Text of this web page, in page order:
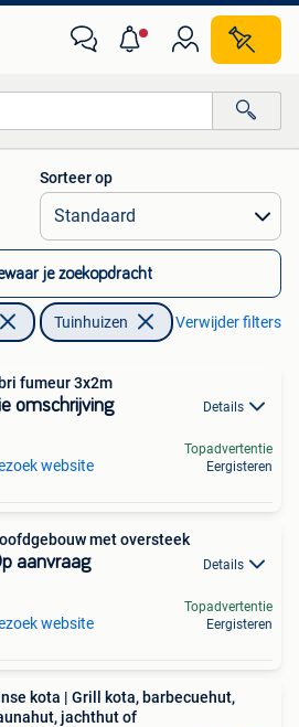
afstanden…
Sorteer op
je zoekopdracht
Tuinhuizen Verwijder filters
fumeur 3x2m
omschrijving Details
website
Topadvertentie
Eergisteren
met oversteek
aanvraag Details
website
Topadvertentie
Eergisteren
kota | Grill kota, barbecuehut,
jachthut of